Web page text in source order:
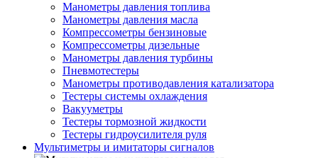
Манометры давления топлива
Манометры давления масла
Компрессометры бензиновые
Компрессометры дизельные
Манометры давления турбины
Пневмотестеры
Манометры противодавления катализатора
Тестеры системы охлаждения
Вакууметры
Тестеры тормозной жидкости
Тестеры гидроусилителя руля
Мультиметры и имитаторы сигналов